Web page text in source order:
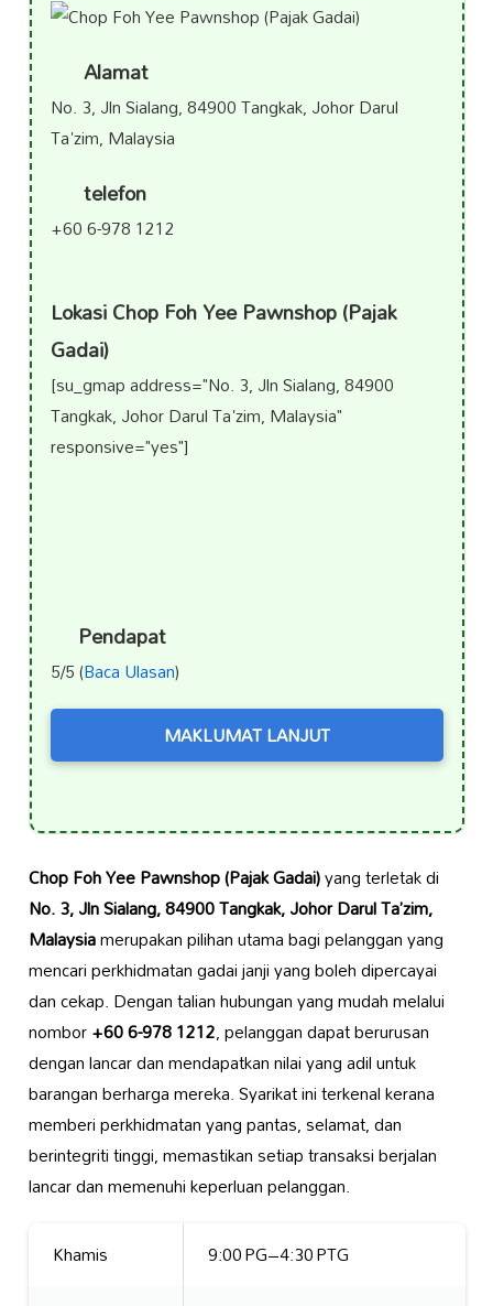
Alamat
No. 3, Jln Sialang, 84900 Tangkak, Johor Darul
Ta'zim, Malaysia
telefon
+60 6-978 1212
Lokasi Chop Foh Yee Pawnshop (Pajak
Gadai)
[su_gmap address="No. 3, Jln Sialang, 84900
Tangkak, Johor Darul Ta'zim, Malaysia"
responsive="yes"]
Pendapat
5/5 (Baca Ulasan)
MAKLUMAT LANJUT
Chop Foh Yee Pawnshop (Pajak Gadai)yang terletak di
No. 3, Jln Sialang, 84900 Tangkak, Johor Darul Ta’zim,
Malaysiamerupakan pilihan utama bagi pelanggan yang
mencari perkhidmatan gadai janji yang boleh dipercayai
dan cekap. Dengan talian hubungan yang mudah melalui
nombor+60 6-978 1212, pelanggan dapat berurusan
dengan lancar dan mendapatkan nilai yang adil untuk
barangan berharga mereka. Syarikat ini terkenal kerana
memberi perkhidmatan yang pantas, selamat, dan
berintegriti tinggi, memastikan setiap transaksi berjalan
lancar dan memenuhi keperluan pelanggan.
Khamis
9:00 PG–4:30 PTG